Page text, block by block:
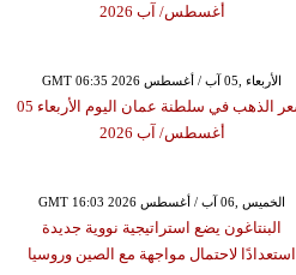
أغسطس/ آب 2026
GMT 06:35 2026 الأربعاء ,05 آب / أغسطس
سعر الذهب في سلطنة عمان اليوم الأربعاء 05
أغسطس/ آب 2026
GMT 16:03 2026 الخميس ,06 آب / أغسطس
البنتاغون يضع استراتيجية نووية جديدة
استعدادًا لاحتمال مواجهة مع الصين وروسيا